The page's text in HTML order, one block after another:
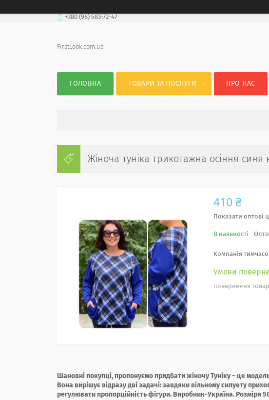
+380 (98) 583-72-47
FirstLook.com.ua
ГОЛОВНА ТОВАРИ ТА ПОСЛУГИ ПРО НАС
Жіноча туніка трикотажна осіння синя
410 ₴
Показати оптові
В наявності
Компанія
повернення
Шановні покупці, пропонуємо придбати жіночу Туніку – це
Вона вирішує відразу дві задачі: завдяки вільному силуету
регулювати пропорційність фігури. Виробник-Україна.